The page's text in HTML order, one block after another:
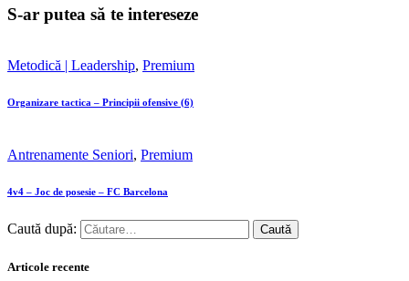
S-ar putea să te intereseze
Metodică | Leadership, Premium
Organizare tactica – Principii ofensive (6)
Antrenamente Seniori, Premium
4v4 – Joc de posesie – FC Barcelona
Caută după:
Articole recente